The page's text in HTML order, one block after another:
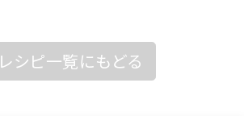
レシピ一覧にもどる